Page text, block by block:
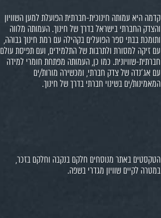
קדמה היא עמותה חינוכית-חברתית הפועלת למען השוויון
והצדק החברתי בישראל בדרך של חינוך. העמותה מלווה
ותומכת בבתי ספר הפועלים בקהילה עם רמת חינוך גבוהה,
עם זיקה למסורת ולתרבות של התלמידים, ועם תפיסת עולם
חברתית-שוויונית. כמו כן, העמותה מפתחת חומרי למידה
עם אג'נדה של צדק חברתי, ומכשירה מורות/ים
המאמינות/ים בשינוי חברתי בדרך של חינוך.
הטקסטים באתר מנוסחים חלקם בנקבה וחלקם בזכר,
במטרה לקיים שוויון מגדרי בשפה.